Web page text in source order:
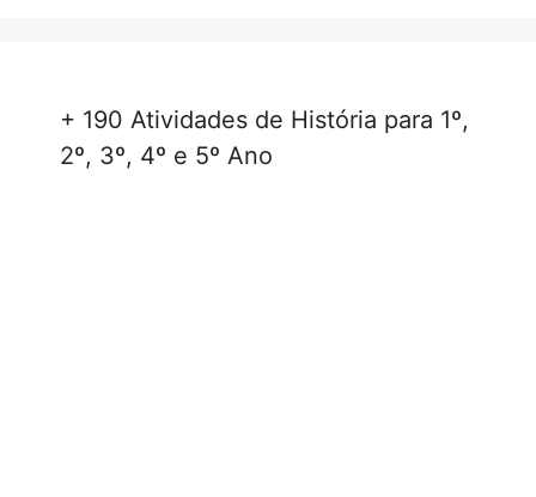
+ 190 Atividades de História para 1º,
2º, 3º, 4º e 5º Ano